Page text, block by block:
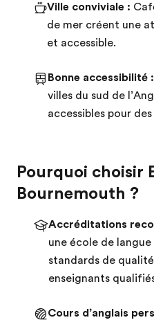
Ville conviviale :
de mer créent une
et accessible.
Bonne accessibilité :
villes du sud de
accessibles pour
Pourquoi choisir
Bournemouth ?
Accréditations
une école de
standards de
enseignants
Cours d’anglais